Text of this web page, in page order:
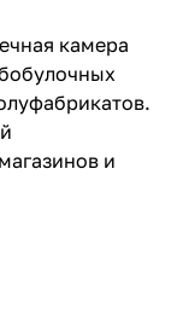
камера
и